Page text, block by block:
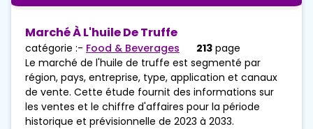
Marché À L'huile De Truffe
catégorie :- Food & Beverages 213 page
Le marché de l'huile de truffe est segmenté par
région, pays, entreprise, type, application et canaux
de vente. Cette étude fournit des informations sur
les ventes et le chiffre d'affaires pour la période
historique et prévisionnelle de 2023 à 2033.